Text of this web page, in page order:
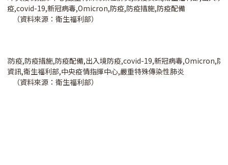
（資料來源：衛生福利部）
（資料來源：衛生福利部）